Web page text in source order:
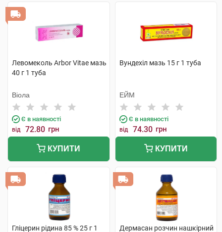
Левомеколь Arbor Vitae мазь
40 г 1 туба
Віола
Є в наявності
від 72.80 грн
КУПИТИ
Вундехіл мазь 15 г 1 туба
ЕЙМ
Є в наявності
від 74.30 грн
КУПИТИ
Гліцерин рідина 85 % 25 г 1
Дермасан розчин нашкірний